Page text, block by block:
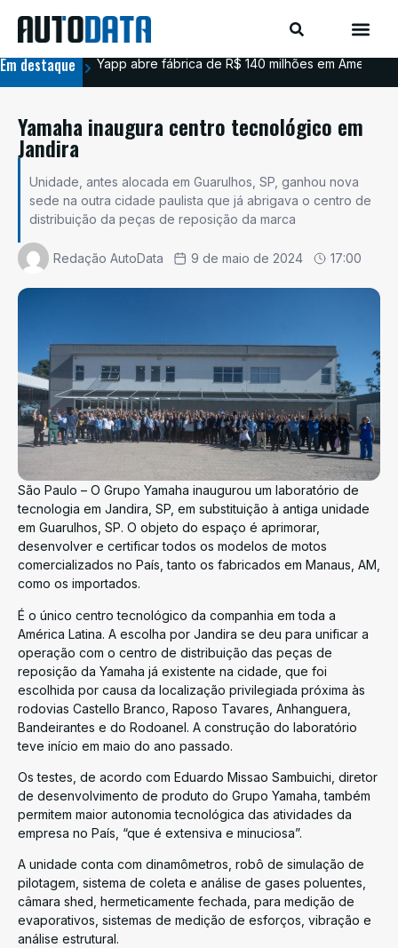
Em destaque Yapp abre fábrica de R$ 140 milhões em
Yamaha inaugura centro tecnológico em
Jandira
Unidade, antes alocada em Guarulhos, SP, ganhou nova
sede na outra cidade paulista que já abrigava o centro de
distribuição da peças de reposição da marca
Redação AutoData 9 de maio de 2024 17:00
São Paulo – O Grupo Yamaha inaugurou um laboratório de
tecnologia em Jandira, SP, em substituição à antiga unidade
em Guarulhos, SP. O objeto do espaço é aprimorar,
desenvolver e certificar todos os modelos de motos
comercializados no País, tanto os fabricados em Manaus, AM,
como os importados.
É o único centro tecnológico da companhia em toda a
América Latina. A escolha por Jandira se deu para unificar a
operação com o centro de distribuição das peças de
reposição da Yamaha já existente na cidade, que foi
escolhida por causa da localização privilegiada próxima às
rodovias Castello Branco, Raposo Tavares, Anhanguera,
Bandeirantes e do Rodoanel. A construção do laboratório
teve início em maio do ano passado.
Os testes, de acordo com Eduardo Missao Sambuichi, diretor
de desenvolvimento de produto do Grupo Yamaha, também
permitem maior autonomia tecnológica das atividades da
empresa no País, “que é extensiva e minuciosa”.
A unidade conta com dinamômetros, robô de simulação de
pilotagem, sistema de coleta e análise de gases poluentes,
câmara shed, hermeticamente fechada, para medição de
evaporativos, sistemas de medição de esforços, vibração e
análise estrutural.